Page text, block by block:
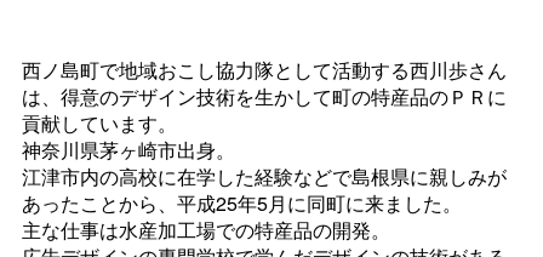
西ノ島町で地域おこし協力隊として活動する西川歩さん
は、得意のデザイン技術を生かして町の特産品のＰＲに
貢献しています。
神奈川県茅ヶ崎市出身。
江津市内の高校に在学した経験などで島根県に親しみが
あったことから、平成25年5月に同町に来ました。
主な仕事は水産加工場での特産品の開発。